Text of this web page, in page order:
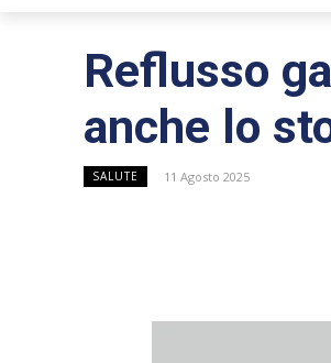
Reflusso
anche lo
SALUTE 11 Agosto 2025